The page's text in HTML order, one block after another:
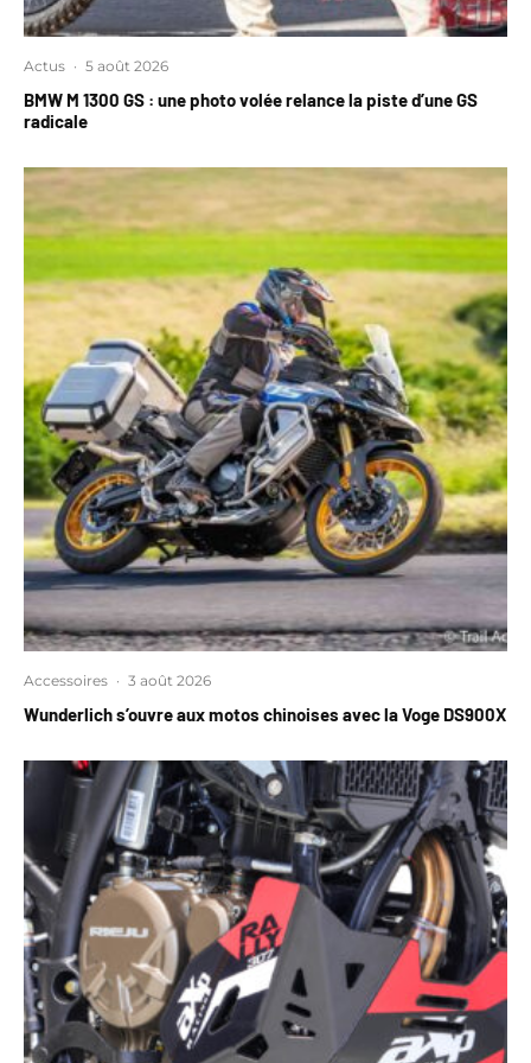
Actus · 5 août 2026
BMW M 1300 GS : une photo volée relance la piste d’une GS
radicale
Accessoires · 3 août 2026
Wunderlich s’ouvre aux motos chinoises avec la Voge DS900X